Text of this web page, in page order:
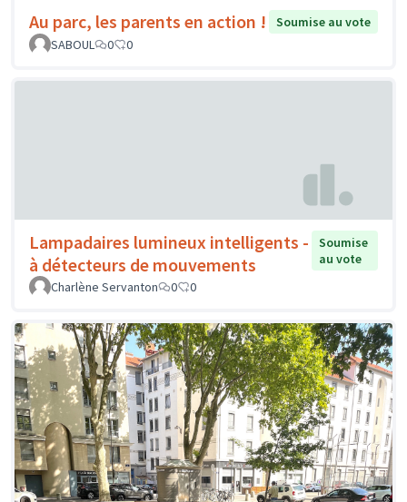
Au parc, les parents en action !
Soumise au vote
SABOUL
0 0
Lampadaires lumineux intelligents -
à détecteurs de mouvements
Soumise
au vote
Charlène Servanton
0 0